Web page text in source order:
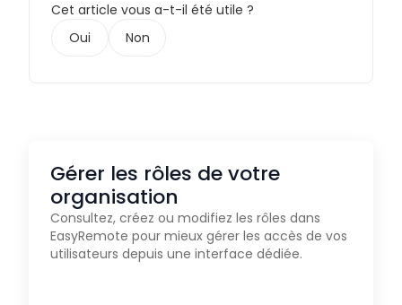
Cet article vous a-t-il été utile ?
Oui
Non
Gérer les rôles de votre
organisation
Consultez, créez ou modifiez les rôles dans
EasyRemote pour mieux gérer les accès de vos
utilisateurs depuis une interface dédiée.